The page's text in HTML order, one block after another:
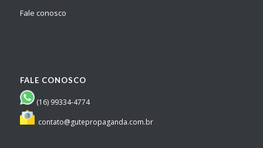
Fale conosco
FALE CONOSCO
(16) 99334-4774
contato@gutepropaganda.com.br